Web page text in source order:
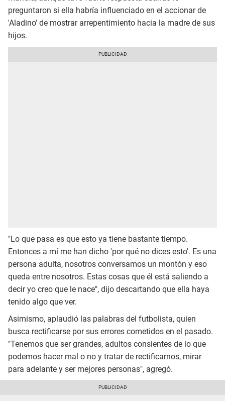
preguntaron si ella habría influenciado en el accionar de
'Aladino' de mostrar arrepentimiento hacia la madre de sus
hijos.
"Lo que pasa es que esto ya tiene bastante tiempo.
Entonces a mí me han dicho 'por qué no dices esto'. Es una
persona adulta, nosotros conversamos un montón y eso
queda entre nosotros. Estas cosas que él está saliendo a
decir yo creo que le nace", dijo descartando que ella haya
tenido algo que ver.
Asimismo, aplaudió las palabras del futbolista, quien
busca rectificarse por sus errores cometidos en el pasado.
"Tenemos que ser grandes, adultos consientes de lo que
podemos hacer mal o no y tratar de rectificarnos, mirar
para adelante y ser mejores personas", agregó.